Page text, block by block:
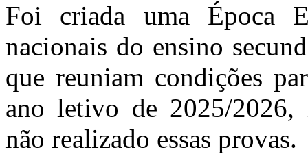
Foi criada uma Época
nacionais do ensino
que reuniam condições
ano letivo de 2025/2026,
não realizado essas provas.